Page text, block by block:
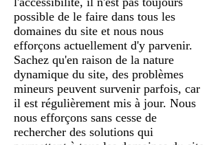
possible de le faire dans tous les
domaines du site et nous nous
efforçons actuellement d'y parvenir.
Sachez qu'en raison de la nature
dynamique du site, des problèmes
mineurs peuvent survenir parfois, car
il est régulièrement mis à jour. Nous
nous efforçons sans cesse de
rechercher des solutions qui